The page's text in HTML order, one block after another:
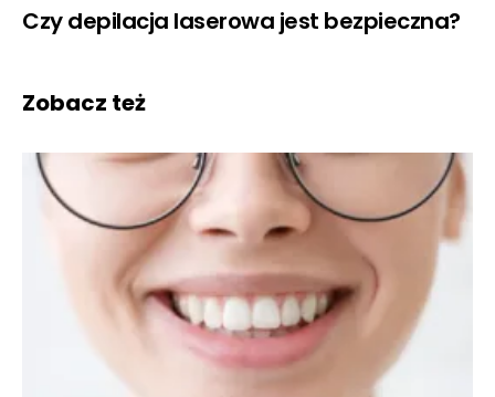
Czy depilacja laserowa jest bezpieczna?
Zobacz też